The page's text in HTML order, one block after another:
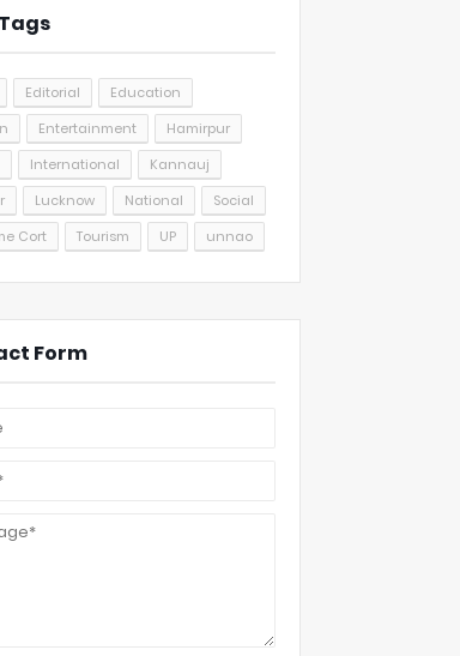
Editorial
Education
Entertainment
Hamirpur
International
Kannauj
Lucknow National
Social
Cort
Tourism UP unnao
Form